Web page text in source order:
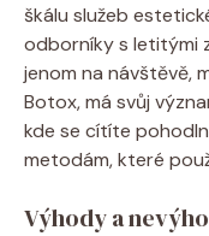
škálu služeb
odborníky s letitými
jenom na návštěvě,
Botox, má svůj
kde se cítíte
metodám, které
Výhody a